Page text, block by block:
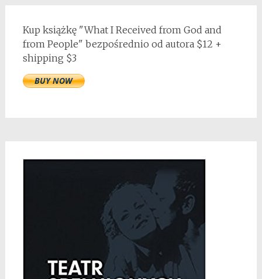
Kup książkę "What I Received from God and
from People" bezpośrednio od autora $12 +
shipping $3